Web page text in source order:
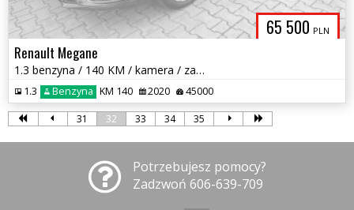
65 500 PLN
Renault Megane
1.3 benzyna / 140 KM / kamera / zarej w PL / zadbany / możliwa zamiana
1.3 Benzyna KM 140 2020 45000
31 32 33 34 35
Potrzebujesz pomocy?
Zadzwoń 606-639-709